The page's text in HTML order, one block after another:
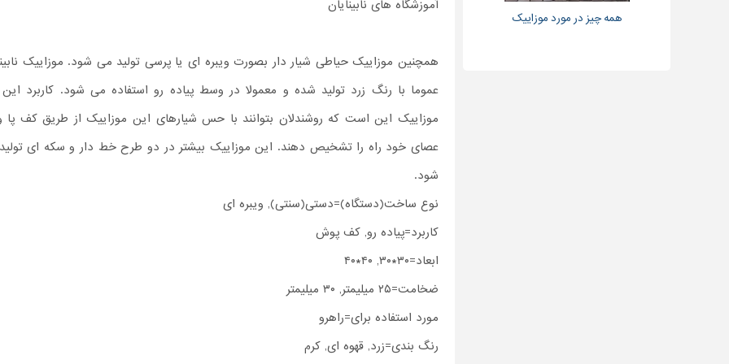
آموزشگاه های نابینایان
همچنین موزاییک حیاطی شیار دار بصورت ویبره ای یا پرسی تولید می شود. موزاییک
عموما با رنگ زرد تولید شده و معمولا در وسط پیاده رو استفاده می شود. کاربرد
موزاییک این است که روشندلان بتوانند با حس شیارهای این موزاییک از طریق کف پا
عصای خود راه را تشخیص دهند. این موزاییک بیشتر در دو طرح خط دار و سکه ای
شود.
نوع ساخت(دستگاه)=دستی(سنتی), ویبره ای
کاربرد=پیاده رو, کف پوش
ابعاد=۳۰*۳۰, ۴۰*۴۰
ضخامت=۲۵ میلیمتر, ۳۰ میلیمتر
مورد استفاده برای=راهرو
رنگ بندی=زرد, قهوه ای, کرم
همه چیز در مورد موزاییک